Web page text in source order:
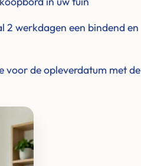
2 werkdagen een bindend en
voor de opleverdatum met de